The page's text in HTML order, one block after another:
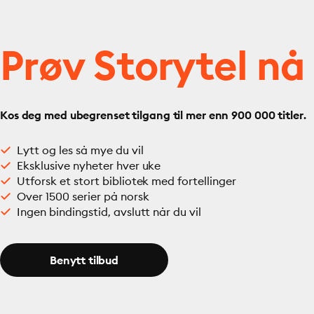
Prøv Storytel nå
Kos deg med ubegrenset tilgang til mer enn 900 000 titler.
Lytt og les så mye du vil
Eksklusive nyheter hver uke
Utforsk et stort bibliotek med fortellinger
Over 1500 serier på norsk
Ingen bindingstid, avslutt når du vil
Benytt tilbud